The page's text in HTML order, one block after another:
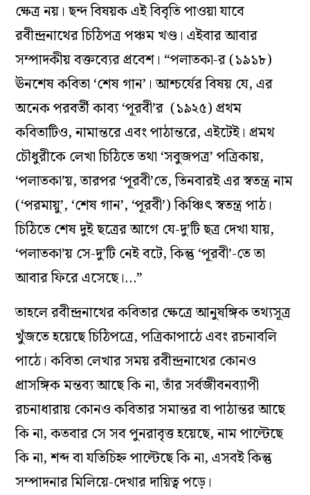
ক্ষেত্র নয়। ছন্দ বিষয়ক এই বিবৃতি পাওয়া যাবে
রবীন্দ্রনাথের চিঠিপত্র পঞ্চম খণ্ড। এইবার আবার
সম্পাদকীয় বক্তব‌্যের প্রবেশ। “পলাতকা-র (১৯১৮)
ঊনশেষ কবিতা ‘শেষ গান’। আশ্চর্যের বিষয় যে, এর
অনেক পরবর্তী কাব‌্য ‘পূরবী’র (১৯২৫) প্রথম
কবিতাটিও, নামান্তরে এবং পাঠান্তরে, এইটেই। প্রমথ
চৌধুরীকে লেখা চিঠিতে তথা ‘সবুজপত্র’ পত্রিকায়,
‘পলাতকা’য়, তারপর ‘পূরবী’তে, তিনবারই এর স্বতন্ত্র নাম
(‘পরমায়ু’, ‘শেষ গান’, ‘পূরবী’) কিঞ্চিৎ স্বতন্ত্র পাঠ।
চিঠিতে শেষ দুই ছত্রের আগে যে-দু’টি ছত্র দেখা যায়,
‘পলাতকা’য় সে-দু’টি নেই বটে, কিন্তু ‘পূরবী’-তে তা
আবার ফিরে এসেছে।…”
তাহলে রবীন্দ্রনাথের কবিতার ক্ষেত্রে আনুষঙ্গিক তথ‌্যসূত্র
খুঁজতে হয়েছে চিঠিপত্রে, পত্রিকাপাঠে এবং রচনাবলি
পাঠে। কবিতা লেখার সময় রবীন্দ্রনাথের কোনও
প্রাসঙ্গিক মন্তব‌্য আছে কি না, তাঁর সর্বজীবনব‌্যাপী
রচনাধারায় কোনও কবিতার সমান্তর বা পাঠান্তর আছে
কি না, কতবার সে সব পুনরাবৃত্ত হয়েছে, নাম পাল্টেছে
কি না, শব্দ বা যতিচিহ্ন পাল্টেছে কি না, এসবই কিন্তু
সম্পাদনার মিলিয়ে-দেখার দায়িত্ব পড়ে।